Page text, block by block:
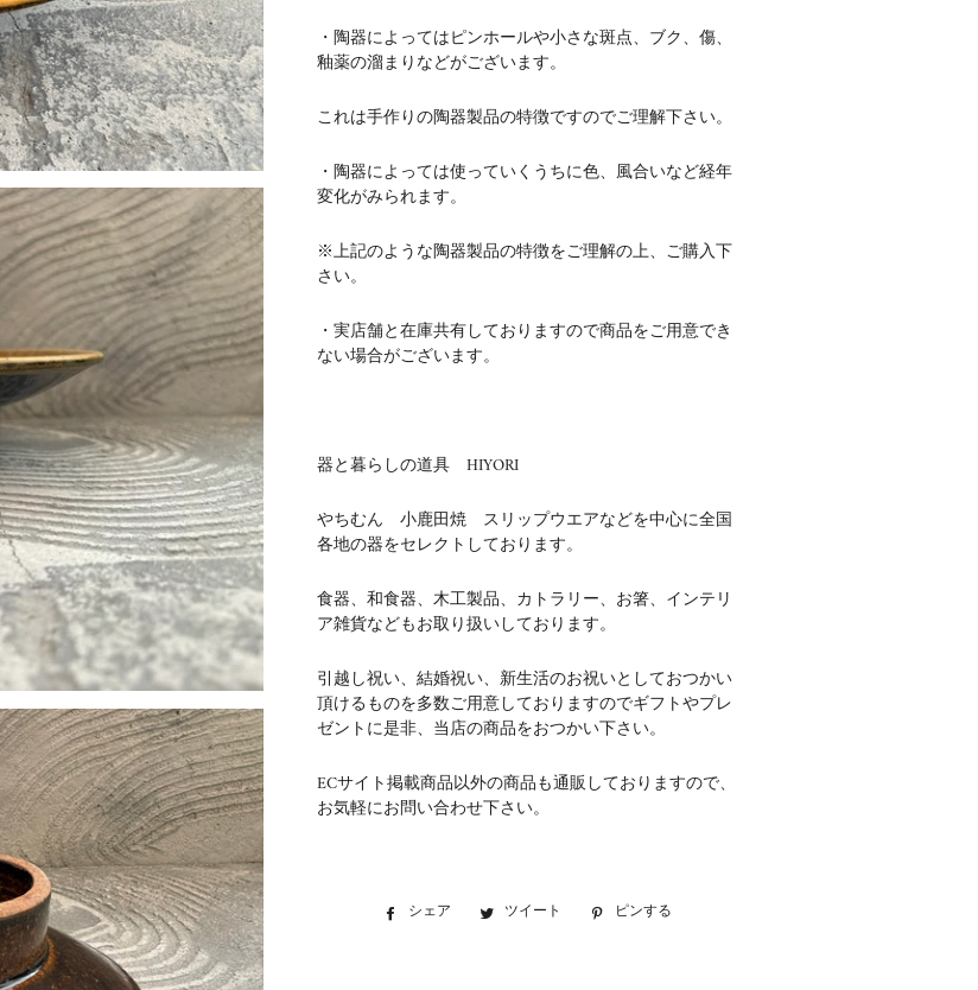
・陶器によってはピンホールや小さな斑点、ブク、傷、
釉薬の溜まりなどがございます。
これは手作りの陶器製品の特徴ですのでご理解下さい。
・陶器によっては使っていくうちに色、風合いなど経年
変化がみられます。
※上記のような陶器製品の特徴をご理解の上、ご購入下
さい。
・実店舗と在庫共有しておりますので商品をご用意でき
ない場合がございます。
器と暮らしの道具 HIYORI
やちむん 小鹿田焼 スリップウエアなどを中心に全国
各地の器をセレクトしております。
食器、和食器、木工製品、カトラリー、お箸、インテリ
ア雑貨などもお取り扱いしております。
引越し祝い、結婚祝い、新生活のお祝いとしておつかい
頂けるものを多数ご用意しておりますのでギフトやプレ
ゼントに是非、当店の商品をおつかい下さい。
ECサイト掲載商品以外の商品も通販しておりますので、
お気軽にお問い合わせ下さい。
シェア
Facebookツイート
Twitter ピンする